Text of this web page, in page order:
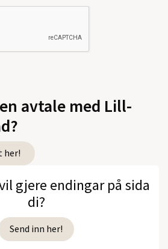
avtale med Lill-
her!
gjere endingar på sida
di?
Send inn her!